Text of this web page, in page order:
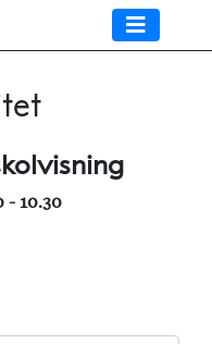
- 10.30